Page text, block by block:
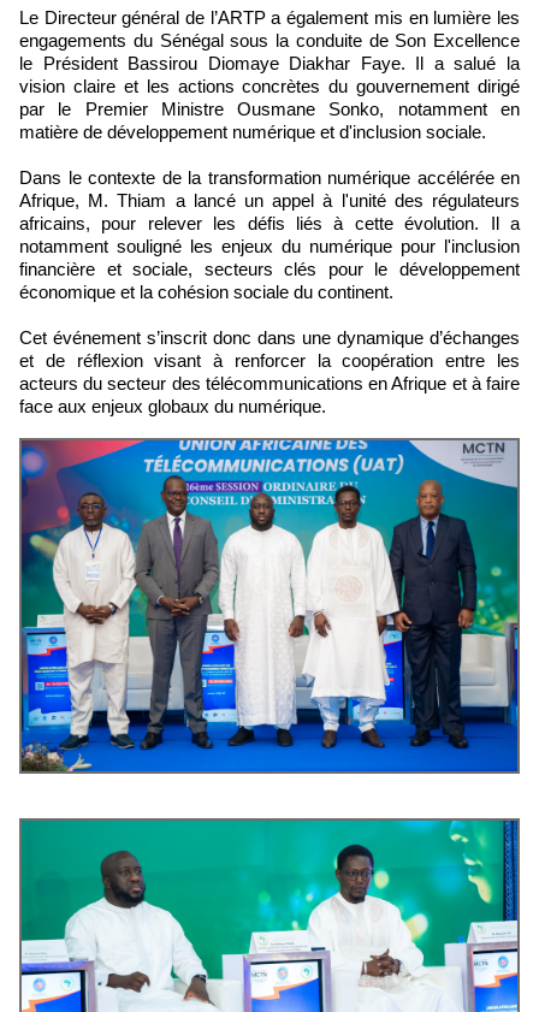
Le Directeur général de l’ARTP a également mis en lumière les
engagements du Sénégal sous la conduite de Son Excellence
le Président Bassirou Diomaye Diakhar Faye. Il a salué la
vision claire et les actions concrètes du gouvernement dirigé
par le Premier Ministre Ousmane Sonko, notamment en
matière de développement numérique et d'inclusion sociale.
Dans le contexte de la transformation numérique accélérée en
Afrique, M. Thiam a lancé un appel à l'unité des régulateurs
africains, pour relever les défis liés à cette évolution. Il a
notamment souligné les enjeux du numérique pour l'inclusion
financière et sociale, secteurs clés pour le développement
économique et la cohésion sociale du continent.
Cet événement s’inscrit donc dans une dynamique d’échanges
et de réflexion visant à renforcer la coopération entre les
acteurs du secteur des télécommunications en Afrique et à faire
face aux enjeux globaux du numérique.